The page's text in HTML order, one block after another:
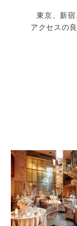
東京、新
アクセスの